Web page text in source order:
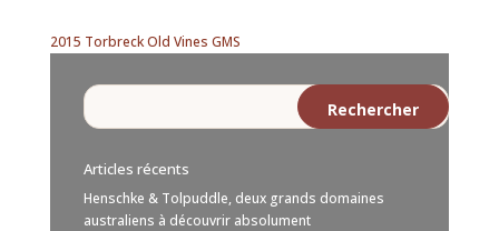
2015 Torbreck Old Vines GMS
Articles récents
Henschke & Tolpuddle, deux grands domaines
australiens à découvrir absolument